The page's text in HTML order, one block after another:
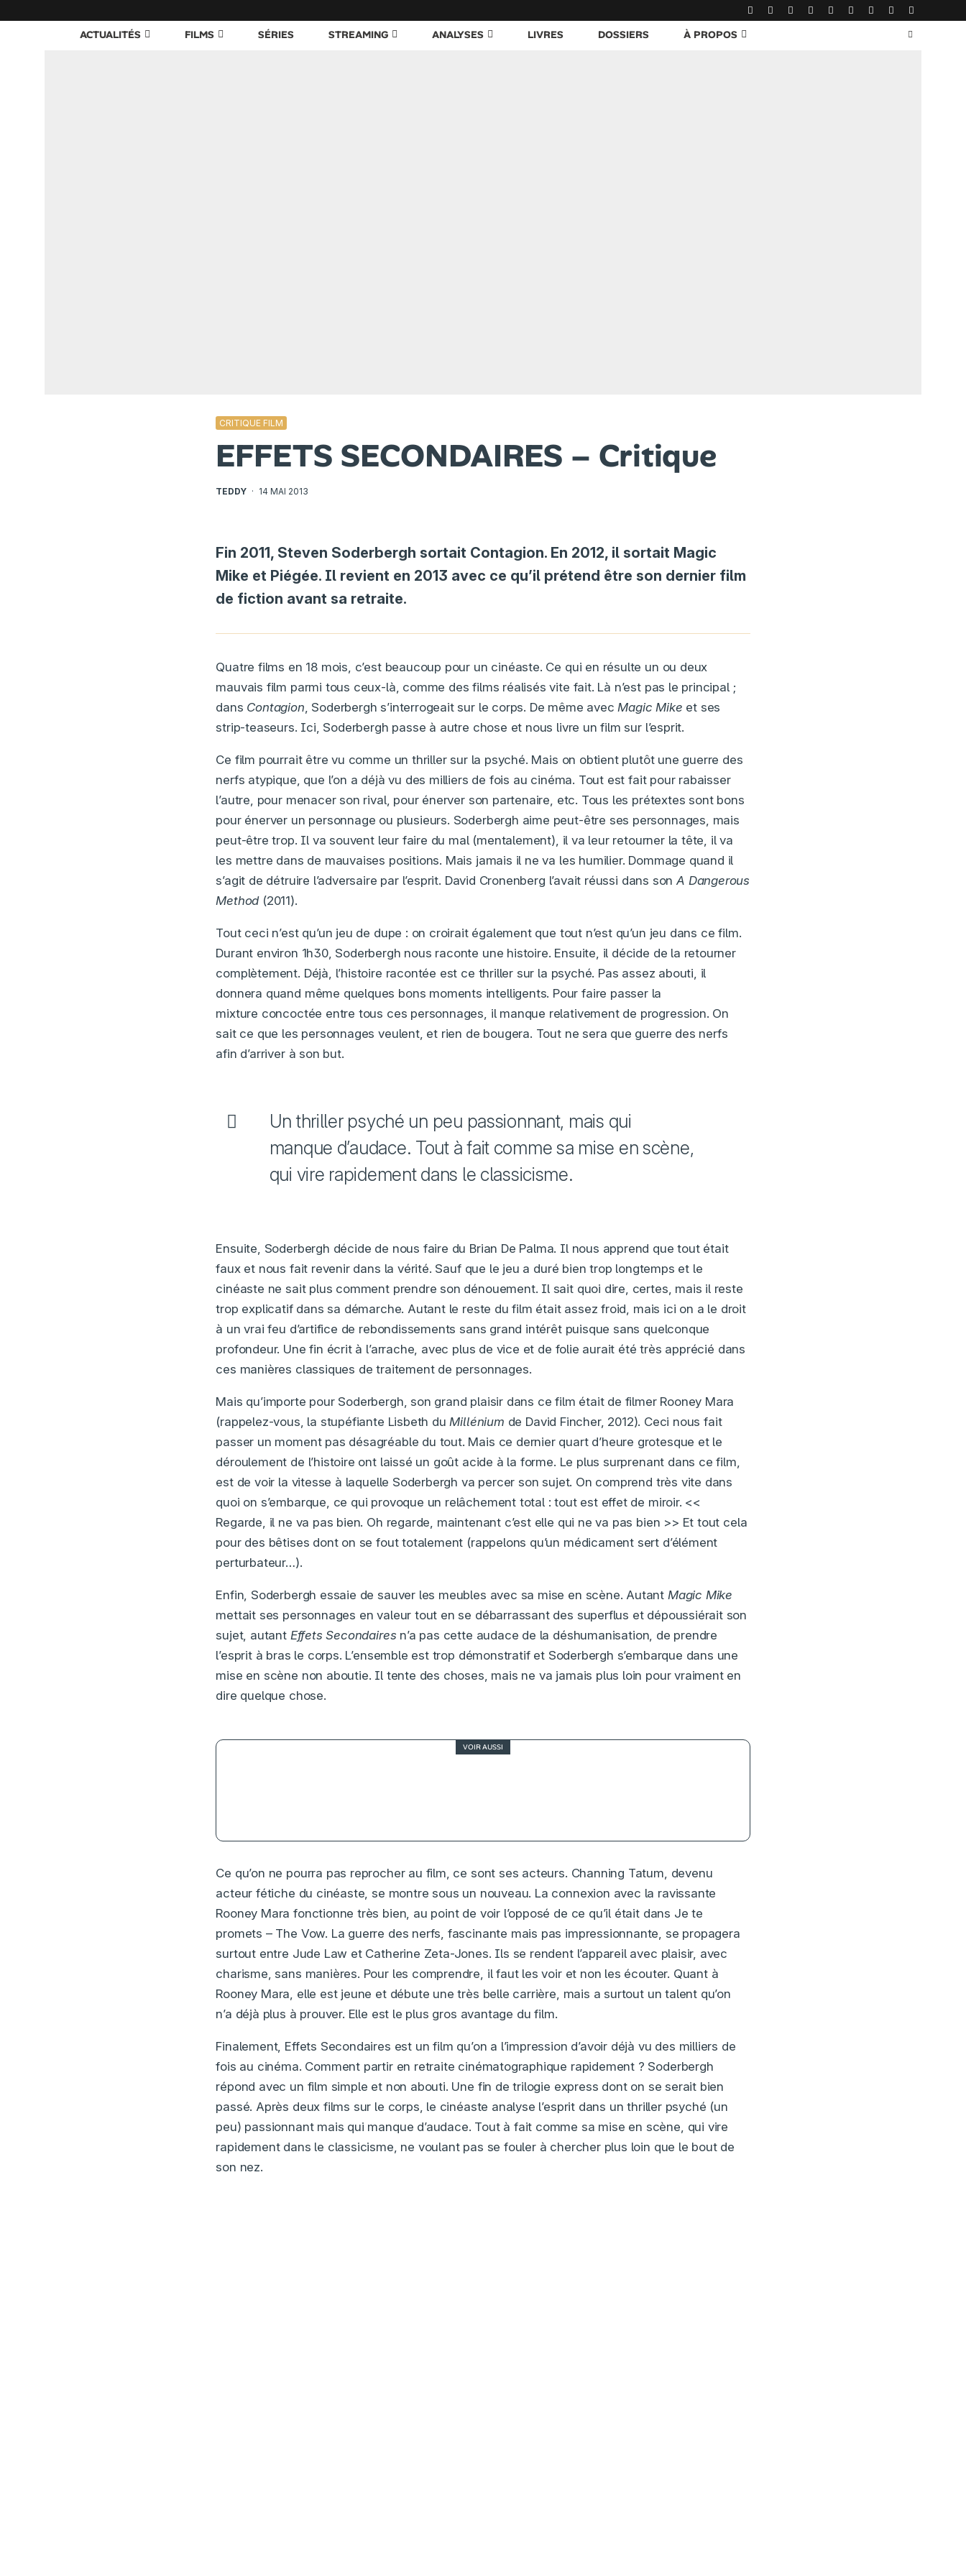
ACTUALITÉS FILMS SÉRIES STREAMING ANALYSES LIVRES DOSSIERS À PROPOS
CRITIQUE FILM
EFFETS SECONDAIRES – Critique
TEDDY · 14 MAI 2013
Fin 2011, Steven Soderbergh sortait Contagion. En 2012, il sortait Magic
Mike et Piégée. Il revient en 2013 avec ce qu’il prétend être son dernier film
de fiction avant sa retraite.
Quatre films en 18 mois, c’est beaucoup pour un cinéaste. Ce qui en résulte un ou deux
mauvais film parmi tous ceux-là, comme des films réalisés vite fait. Là n’est pas le principal ;
dans Contagion, Soderbergh s’interrogeait sur le corps. De même avecMagic Mike et ses
strip-teaseurs. Ici, Soderbergh passe à autre chose et nous livre un film sur l’esprit.
Ce film pourrait être vu comme un thriller sur la psyché. Mais on obtient plutôt une guerre des
nerfs atypique, que l’on a déjà vu des milliers de fois au cinéma. Tout est fait pour rabaisser
l’autre, pour menacer son rival, pour énerver son partenaire, etc. Tous les prétextes sont bons
pour énerver un personnage ou plusieurs. Soderbergh aime peut-être ses personnages, mais
peut-être trop. Il va souvent leur faire du mal (mentalement), il va leur retourner la tête, il va
les mettre dans de mauvaises positions. Mais jamais il ne va les humilier. Dommage quand il
s’agit de détruire l’adversaire par l’esprit. David Cronenberg l’avait réussi dans sonA Dangerous
Method(2011).
Tout ceci n’est qu’un jeu de dupe : on croirait également que tout n’est qu’un jeu dans ce film.
Durant environ 1h30, Soderbergh nous raconte une histoire. Ensuite, il décide de la retourner
complètement. Déjà, l’histoire racontée est ce thriller sur la psyché. Pas assez abouti, il
donnera quand même quelques bons moments intelligents. Pour faire passer la
mixture concoctée entre tous ces personnages, il manque relativement de progression. On
sait ce que les personnages veulent, et rien de bougera. Tout ne sera que guerre des nerfs
afin d’arriver à son but.
Un thriller psyché un peu passionnant, mais qui
manque d’audace. Tout à fait comme sa mise en scène,
qui vire rapidement dans le classicisme.
Ensuite, Soderbergh décide de nous faire du Brian De Palma. Il nous apprend que tout était
faux et nous fait revenir dans la vérité. Sauf que le jeu a duré bien trop longtemps et le
cinéaste ne sait plus comment prendre son dénouement. Il sait quoi dire, certes, mais il reste
trop explicatif dans sa démarche. Autant le reste du film était assez froid, mais ici on a le droit
à un vrai feu d’artifice de rebondissements sans grand intérêt puisque sans quelconque
profondeur. Une fin écrit à l’arrache, avec plus de vice et de folie aurait été très apprécié dans
ces manières classiques de traitement de personnages.
Mais qu’importe pour Soderbergh, son grand plaisir dans ce film était de filmer Rooney Mara
(rappelez-vous, la stupéfiante Lisbeth duMillénium de David Fincher, 2012). Ceci nous fait
passer un moment pas désagréable du tout. Mais ce dernier quart d’heure grotesque et le
déroulement de l’histoire ont laissé un goût acide à la forme. Le plus surprenant dans ce film,
est de voir la vitesse à laquelle Soderbergh va percer son sujet. On comprend très vite dans
quoi on s’embarque, ce qui provoque un relâchement total : tout est effet de miroir. <<
Regarde, il ne va pas bien. Oh regarde, maintenant c’est elle qui ne va pas bien >> Et tout cela
pour des bêtises dont on se fout totalement (rappelons qu’un médicament sert d’élément
perturbateur…).
Enfin, Soderbergh essaie de sauver les meubles avec sa mise en scène. Autant Magic Mike
mettait ses personnages en valeur tout en se débarrassant des superflus et dépoussiérait son
sujet, autant Effets Secondaires n’a pas cette audace de la déshumanisation, de prendre
l’esprit à bras le corps. L’ensemble est trop démonstratif et Soderbergh s’embarque dans une
mise en scène non aboutie. Il tente des choses, mais ne va jamais plus loin pour vraiment en
dire quelque chose.
VOIR AUSSI
Ce qu’on ne pourra pas reprocher au film, ce sont ses acteurs. Channing Tatum, devenu
acteur fétiche du cinéaste, se montre sous un nouveau. La connexion avec la ravissante
Rooney Mara fonctionne très bien, au point de voir l’opposé de ce qu’il était dans Je te
promets – The Vow. La guerre des nerfs, fascinante mais pas impressionnante, se propagera
surtout entre Jude Law et Catherine Zeta-Jones. Ils se rendent l’appareil avec plaisir, avec
charisme, sans manières. Pour les comprendre, il faut les voir et non les écouter. Quant à
Rooney Mara, elle est jeune et débute une très belle carrière, mais a surtout un talent qu’on
n’a déjà plus à prouver. Elle est le plus gros avantage du film.
Finalement, Effets Secondaires est un film qu’on a l’impression d’avoir déjà vu des milliers de
fois au cinéma. Comment partir en retraite cinématographique rapidement ? Soderbergh
répond avec un film simple et non abouti. Une fin de trilogie express dont on se serait bien
passé. Après deux films sur le corps, le cinéaste analyse l’esprit dans un thriller psyché (un
peu) passionnant mais qui manque d’audace. Tout à fait comme sa mise en scène, qui vire
rapidement dans le classicisme, ne voulant pas se fouler à chercher plus loin que le bout de
son nez.